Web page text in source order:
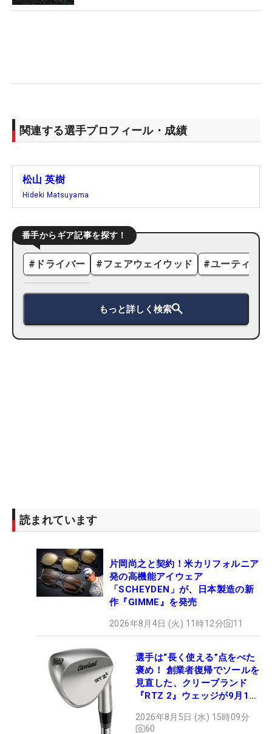
関連する選手プロフィール・成績
松山 英樹
Hideki Matsuyama
番手からギア記事を探す！
# ドライバー #フェアウェイウッド #ユーティリ
もっと詳しく検索
読まれています
片岡尚之と契約！米カリフォルニア
発の高機能アイウェア
「SCHEYDEN」が、日本製造の新
作『GIMME』を発売
2026年8月4日 (火) 11時12分 11
選手は“長く使える”点をべた
褒め！ 創業者復帰でソールを
見直した、クリーブランド
『RTZ 2』ウェッジが9月12
2026年8月5日 (水) 15時09分
60